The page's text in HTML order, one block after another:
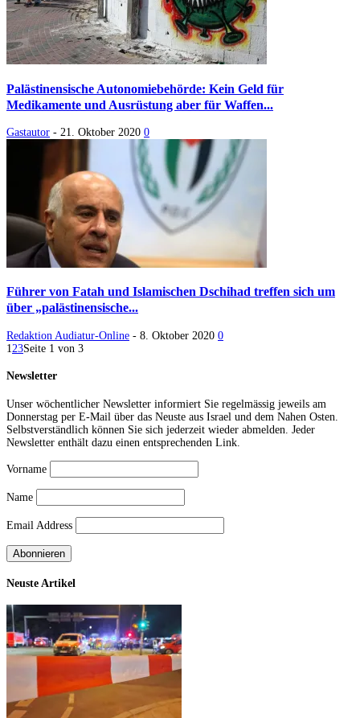
Palästinensische Autonomiebehörde: Kein Geld für
Medikamente und Ausrüstung aber für Waffen...
Gastautor - 21. Oktober 2020 0
Führer von Fatah und Islamischen Dschihad treffen sich um
über „palästinensische...
Redaktion Audiatur-Online - 8. Oktober 2020 0
1 23Seite 1 von 3
Newsletter
Unser wöchentlicher Newsletter informiert Sie regelmässig jeweils am
Donnerstag per E-Mail über das Neuste aus Israel und dem Nahen Osten.
Selbstverständlich können Sie sich jederzeit wieder abmelden. Jeder
Newsletter enthält dazu einen entsprechenden Link.
Vorname
Name
Email Address
Neuste Artikel